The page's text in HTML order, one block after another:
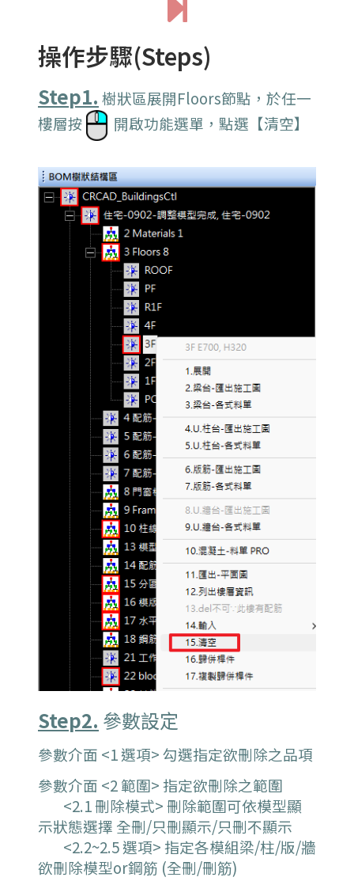
操作步驟(Steps)
Step1. 樹狀區展開Floors節點，於任一
樓層按
開啟功能選單，點選【清空】
Step2. 參數設定
參數介面 <1 選項> 勾選指定欲刪除之品項
參數介面 <2 範圍> 指定欲刪除之範圍
<2.1 刪除模式> 刪除範圍可依模型顯
示狀態選擇 全刪/只刪顯示/只刪不顯示
<2.2~2.5 選項> 指定各模組梁/柱/版/牆
欲刪除模型or鋼筋 (全刪/刪筋)